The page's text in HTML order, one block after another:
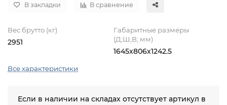
В закладки В сравнение
Вес брутто (кг)
2951
Габаритные размеры
(Д;Ш;В; мм)
1645х806х1242.5
Все характеристики
Если в наличии на складах отсутствует артикул в